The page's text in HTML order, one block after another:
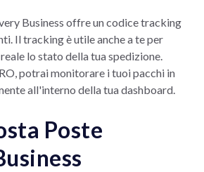
Business offre un codice tracking
Il tracking è utile anche a te per
lo stato della tua spedizione.
potrai monitorare i tuoi pacchi in
all'interno della tua dashboard.
Poste